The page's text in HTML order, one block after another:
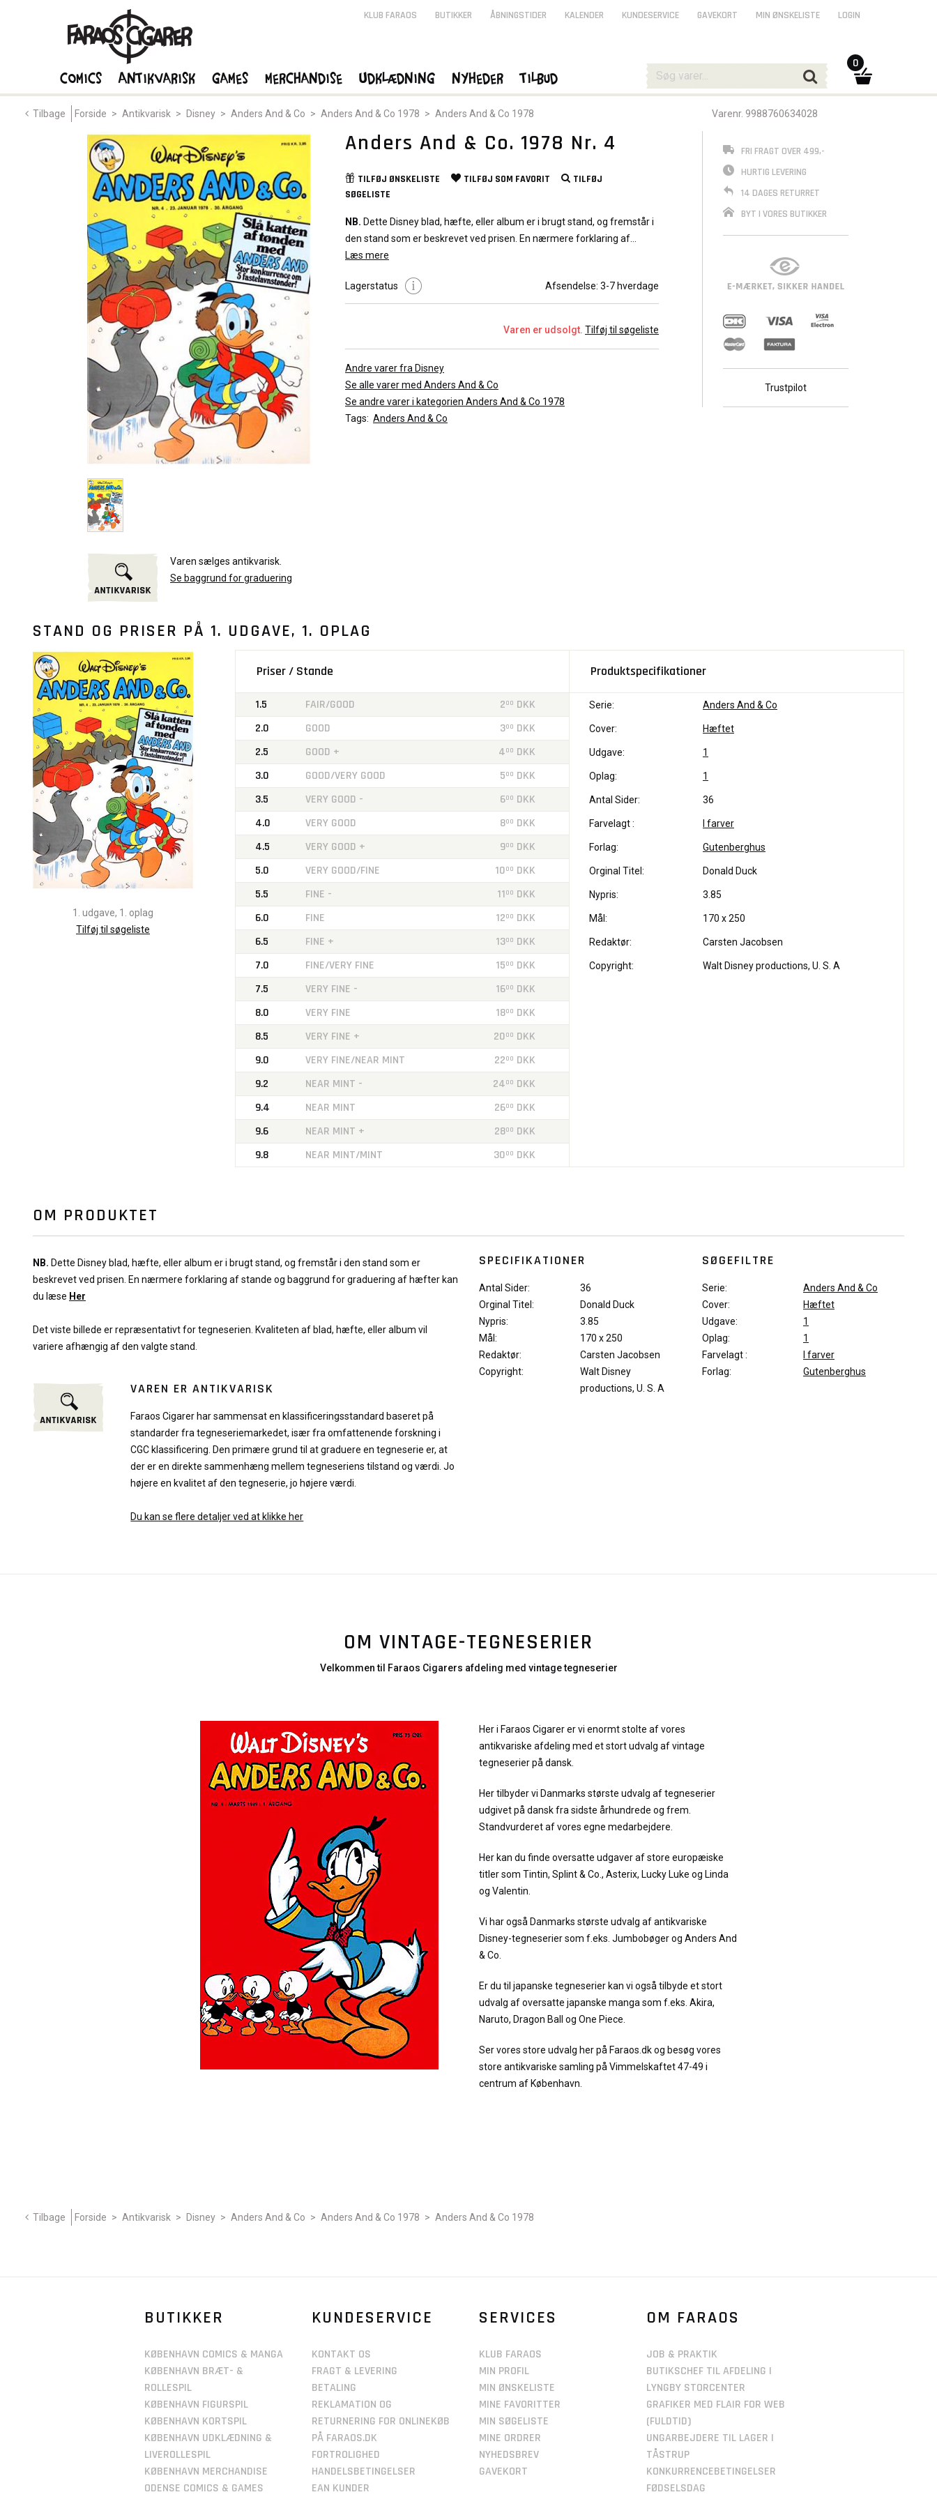
Tilbage Forside > Antikvarisk > Disney > Anders And & Co > Anders And & Co 1978 > Anders And & Co 1978 Varenr. 9988760634028
Varen sælges antikvarisk.
Se baggrund for graduering
Anders And & Co. 1978 Nr. 4
TILFØJ ØNSKELISTE TILFØJ SOM FAVORIT
TILFØJ
SØGELISTE
NB. Dette Disney blad, hæfte, eller album er i brugt stand, og fremstår i
den stand som er beskrevet ved prisen. En nærmere forklaring af
stande og baggrund for graduering af hæfter kan du læse
Det viste billede er repræsentativt for tegneserien. Kvaliteten af blad,
hæfte, eller album vil variere afhængig af den valgte stand.
Læs mere
Lagerstatus Afsendelse: 3-7 hverdage
Varen er udsolgt. Tilføj til søgeliste
Andre varer fra Disney
Se alle varer med Anders And & Co
Se andre varer i kategorien Anders And & Co 1978
Tags: Anders And & Co
FRI FRAGT OVER 499,-
HURTIG LEVERING
14 DAGES RETURRET
BYT I VORES BUTIKKER
Trustpilot
STAND OG PRISER PÅ 1. UDGAVE, 1. OPLAG
1. udgave, 1. oplag
Tilføj til søgeliste
Priser / Stande
1.5 FAIR/GOOD 200 DKK
2.0
GOOD 300 DKK
2.5
GOOD + 400 DKK
3.0
GOOD/VERY GOOD 500 DKK
3.5
VERY GOOD - 600 DKK
4.0
VERY GOOD 800 DKK
4.5
VERY GOOD + 900 DKK
5.0
VERY GOOD/FINE 1000 DKK
5.5
FINE - 1100 DKK
6.0
FINE 1200 DKK
6.5
FINE + 1300 DKK
7.0
FINE/VERY FINE 1500 DKK
7.5
VERY FINE - 1600 DKK
8.0
VERY FINE 1800 DKK
8.5
VERY FINE + 2000 DKK
9.0
VERY FINE/NEAR MINT 2200 DKK
9.2
NEAR MINT - 2400 DKK
9.4
NEAR MINT 2600 DKK
9.6
NEAR MINT + 2800 DKK
9.8
NEAR MINT/MINT 3000 DKK
Produktspecifikationer
Serie: Anders And & Co
Cover: Hæftet
Udgave: 1
Oplag: 1
Antal Sider: 36
Farvelagt : I farver
Forlag: Gutenberghus
Orginal Titel: Donald Duck
Nypris: 3.85
Mål: 170 x 250
Redaktør: Carsten Jacobsen
Copyright: Walt Disney productions, U. S. A
OM PRODUKTET
NB. Dette Disney blad, hæfte, eller album er i brugt stand, og fremstår i den stand som er
beskrevet ved prisen. En nærmere forklaring af stande og baggrund for graduering af hæfter kan
du læse Her
Det viste billede er repræsentativt for tegneserien. Kvaliteten af blad, hæfte, eller album vil
variere afhængig af den valgte stand.
VAREN ER ANTIKVARISK
Faraos Cigarer har sammensat en klassificeringsstandard baseret på
standarder fra tegneseriemarkedet, især fra omfattenende forskning i
CGC klassificering. Den primære grund til at graduere en tegneserie er, at
der er en direkte sammenhæng mellem tegneseriens tilstand og værdi. Jo
højere en kvalitet af den tegneserie, jo højere værdi.
Du kan se flere detaljer ved at klikke her
SPECIFIKATIONER
Antal Sider:
36
Orginal Titel:
Donald Duck
Nypris:
3.85
Mål:
170 x 250
Redaktør:
Carsten Jacobsen
Copyright:
Walt Disney
productions, U. S. A
SØGEFILTRE
Serie:
Anders And & Co
Cover:
Hæftet
Udgave:
1
Oplag:
1
Farvelagt :
I farver
Forlag:
Gutenberghus
OM VINTAGE-TEGNESERIER
Velkommen til Faraos Cigarers afdeling med vintage tegneserier
Her i Faraos Cigarer er vi enormt stolte af vores
antikvariske afdeling med et stort udvalg af vintage
tegneserier på dansk.
Her tilbyder vi Danmarks største udvalg af tegneserier
udgivet på dansk fra sidste århundrede og frem.
Standvurderet af vores egne medarbejdere.
Her kan du finde oversatte udgaver af store europæiske
titler som Tintin, Splint & Co., Asterix, Lucky Luke og Linda
og Valentin.
Vi har også Danmarks største udvalg af antikvariske
Disney-tegneserier som f.eks. Jumbobøger og Anders And
& Co.
Er du til japanske tegneserier kan vi også tilbyde et stort
udvalg af oversatte japanske manga som f.eks. Akira,
Naruto, Dragon Ball og One Piece.
Ser vores store udvalg her på Faraos.dk og besøg vores
store antikvariske samling på Vimmelskaftet 47-49 i
centrum af København.
Tilbage Forside > Antikvarisk > Disney > Anders And & Co > Anders And & Co 1978 > Anders And & Co 1978
KLUB FARAOS BUTIKKER ÅBNINGSTIDER KALENDER KUNDESERVICE GAVEKORT MIN ØNSKELISTE LOGIN
Comics Antikvarisk Games Merchandise Udklædning Nyheder Tilbud
0
BUTIKKER
KØBENHAVN COMICS & MANGA
KØBENHAVN BRÆT- &
ROLLESPIL
KØBENHAVN FIGURSPIL
KØBENHAVN KORTSPIL
KØBENHAVN UDKLÆDNING &
LIVEROLLESPIL
KØBENHAVN MERCHANDISE
ODENSE COMICS & GAMES
KUNDESERVICE
KONTAKT OS
FRAGT & LEVERING
BETALING
REKLAMATION OG
RETURNERING FOR ONLINEKØB
PÅ FARAOS.DK
FORTROLIGHED
HANDELSBETINGELSER
EAN KUNDER
SERVICES
KLUB FARAOS
MIN PROFIL
MIN ØNSKELISTE
MINE FAVORITTER
MIN SØGELISTE
MINE ORDRER
NYHEDSBREV
GAVEKORT
OM FARAOS
JOB & PRAKTIK
BUTIKSCHEF TIL AFDELING I
LYNGBY STORCENTER
GRAFIKER MED FLAIR FOR WEB
(FULDTID)
UNGARBEJDERE TIL LAGER I
TÅSTRUP
KONKURRENCEBETINGELSER
FØDSELSDAG